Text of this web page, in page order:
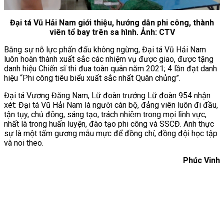
Đại tá Vũ Hải Nam giới thiệu, hướng dẫn phi công, thành
viên tổ bay trên sa hình. Ảnh: CTV
Bằng sự nỗ lực phấn đấu không ngừng, Đại tá Vũ Hải Nam
luôn hoàn thành xuất sắc các nhiệm vụ được giao, được tặng
danh hiệu Chiến sĩ thi đua toàn quân năm 2021; 4 lần đạt danh
hiệu “Phi công tiêu biểu xuất sắc nhất Quân chủng”.
Đại tá Vương Đăng Nam, Lữ đoàn trưởng Lữ đoàn 954 nhận
xét: Đại tá Vũ Hải Nam là người cán bộ, đảng viên luôn đi đầu,
tận tụy, chủ động, sáng tạo, trách nhiệm trong mọi lĩnh vực,
nhất là trong huấn luyện, đào tạo phi công và SSCĐ. Anh thực
sự là một tấm gương mẫu mực để đồng chí, đồng đội học tập
và noi theo.
Phúc Vinh